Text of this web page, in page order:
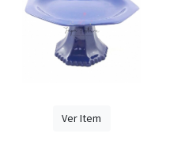
Ver Item